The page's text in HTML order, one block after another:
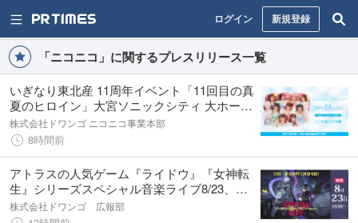
ログイン 新規登録
「ニコニコ」に関するプレスリリース一覧
いぎなり東北産 11周年イベント「11回目の真
夏のヒロイン」大宮ソニックシティ 大ホール
公演を8月13日(木)18時より独占生中継！
株式会社ドワンゴ ニコニコ事業本部
8時間前
アトラスの人気ゲーム『ライドウ』『女神転
生』シリーズスペシャル音楽ライブ8/23、ニ
コニコで独占生配信
株式会社ドワンゴ 広報部